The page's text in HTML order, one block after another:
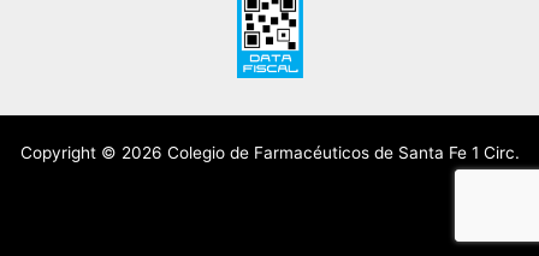
Copyright © 2026 Colegio de Farmacéuticos de Santa Fe 1 Circ.